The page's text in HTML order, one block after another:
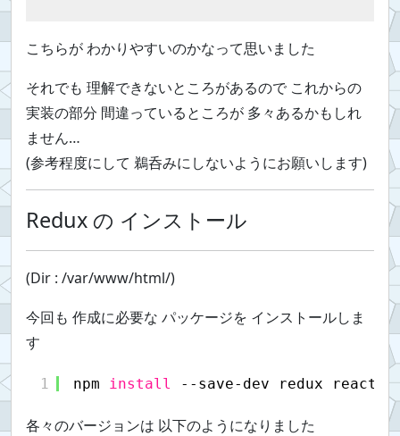
こちらが わかりやすいのかなって思いました
それでも 理解できないところがあるので これからの
実装の部分 間違っているところが 多々あるかもしれ
ません…
(参考程度にして 鵜呑みにしないようにお願いします)
Redux の インストール
(Dir : /var/www/html/)
今回も 作成に必要な パッケージを インストールしま
す
1 npm install --save-dev redux react-
各々のバージョンは 以下のようになりました